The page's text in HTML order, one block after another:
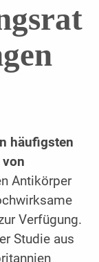
häufigsten
Antikörper
Verfügung.
Studie aus